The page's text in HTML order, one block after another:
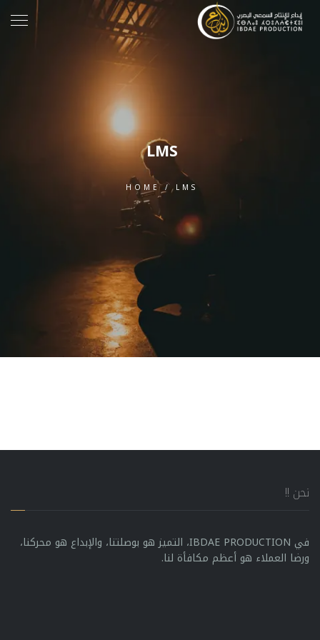
LMS
HOME/ LMS
نحن !!
في IBDAE PRODUCTION، التميز هو بوصلتنا، والإبداع هو محركنا،
ورضا العملاء هو أعظم مكافأة لنا.